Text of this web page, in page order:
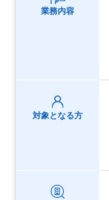
業務内容
対象となる方